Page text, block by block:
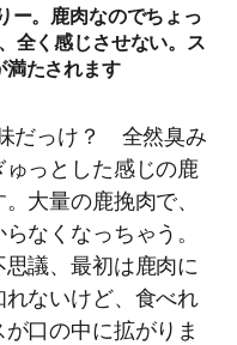
ー。鹿肉なのでちょっ
全く感じさせない。ス
たされます
だっけ？ 全然臭み
っとした感じの鹿
大量の鹿挽肉で、
なくなっちゃう。
議、最初は鹿肉に
ないけど、食べれ
口の中に拡がりま